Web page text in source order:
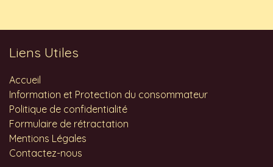
Liens Utiles
Accueil
Information et Protection du consommateur
Politique de confidentialité
Formulaire de rétractation
Mentions Légales
Contactez-nous